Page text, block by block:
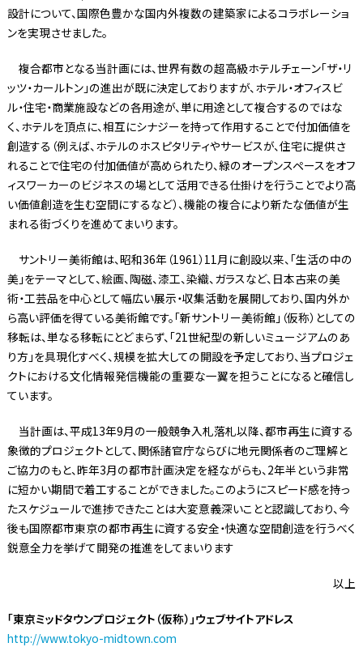
設計について、国際色豊かな国内外複数の建築家によるコラボレーショ
ンを実現させました。
複合都市となる当計画には、世界有数の超高級ホテルチェーン「ザ・リ
ッツ・カールトン」の進出が既に決定しておりますが、ホテル・オフィスビ
ル・住宅・商業施設などの各用途が、単に用途として複合するのではな
く、ホテルを頂点に、相互にシナジーを持って作用することで付加価値を
創造する（例えば、ホテルのホスピタリティやサービスが、住宅に提供さ
れることで住宅の付加価値が高められたり、緑のオープンスペースをオフ
ィスワーカーのビジネスの場として活用できる仕掛けを行うことでより高
い価値創造を生む空間にするなど）、機能の複合により新たな価値が生
まれる街づくりを進めてまいります。
サントリー美術館は、昭和36年（1961）11月に創設以来、「生活の中の
美」をテーマとして、絵画、陶磁、漆工、染織、ガラスなど、日本古来の美
術・工芸品を中心として幅広い展示・収集活動を展開しており、国内外か
ら高い評価を得ている美術館です。「新サントリー美術館」（仮称）としての
移転は、単なる移転にとどまらず、「21世紀型の新しいミュージアムのあ
り方」を具現化すべく、規模を拡大しての開設を予定しており、当プロジェ
クトにおける文化情報発信機能の重要な一翼を担うことになると確信し
ています。
当計画は、平成13年9月の一般競争入札落札以降、都市再生に資する
象徴的プロジェクトとして、関係諸官庁ならびに地元関係者のご理解と
ご協力のもと、昨年3月の都市計画決定を経ながらも、2年半という非常
に短かい期間で着工することができました。このようにスピード感を持っ
たスケジュールで進捗できたことは大変意義深いことと認識しており、今
後も国際都市東京の都市再生に資する安全・快適な空間創造を行うべく
鋭意全力を挙げて開発の推進をしてまいります
以上
「東京ミッドタウンプロジェクト（仮称）」ウェブサイトアドレス
http://www.tokyo-midtown.com